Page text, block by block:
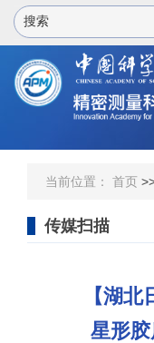
当前位置： 首页
传媒扫描
【湖
星形